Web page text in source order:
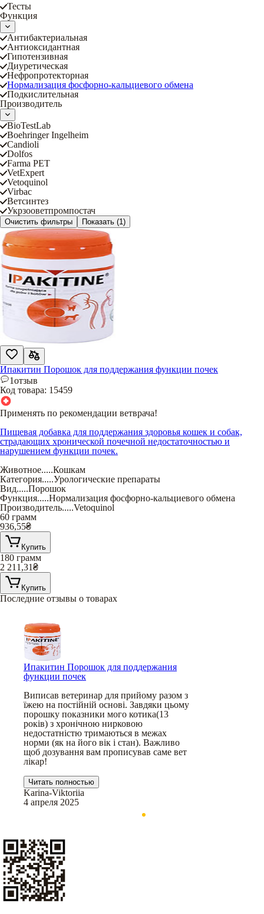
Тесты
Функция
Антибактериальная
Антиоксидантная
Гипотензивная
Диуретическая
Нефропротекторная
Нормализация фосфорно-кальциевого обмена
Подкислительная
Производитель
BioTestLab
Boehringer Ingelheim
Candioli
Dolfos
Farma PET
VetExpert
Vetoquinol
Virbac
Ветсинтез
Укрзооветпромпостач
Очистить фильтры Показать (1)
Ипакитин Порошок для поддержания функции почек
1отзыв
Код товара: 15459
Применять по рекомендации ветврача!
Пищевая добавка для поддержания здоровья кошек и собак,
страдающих хронической почечной недостаточностью и
нарушением функции почек.
Животное.....Кошкам
Категория.....Урологические препараты
Вид.....Порошок
Функция.....Нормализация фосфорно-кальциевого обмена
Производитель.....Vetoquinol
60 грамм
936,55₴
Купить
180 грамм
2 211,31₴
Купить
Последние отзывы о товарах
Ипакитин Порошок для поддержания
функции почек
Виписав ветеринар для прийому разом з
їжею на постійній основі. Завдяки цьому
порошку показники мого котика(13
років) з хронічною нирковою
недостатністю тримаються в межах
норми (як на його вік і стан). Важливо
щоб дозування вам прописував саме вет
лікар!
Читать полностью
Karina-Viktoriia
4 апреля 2025